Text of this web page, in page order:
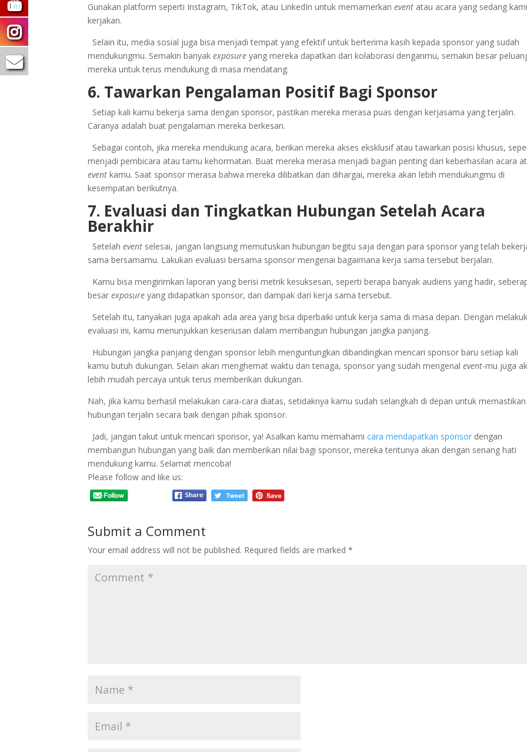
Gunakan platform seperti Instagram, TikTok, atau LinkedIn untuk memamerkanevent atau acara yang sedang
kerjakan.
Selain itu, media sosial juga bisa menjadi tempat yang efektif untuk berterima kasih kepada sponsor yang sudah
mendukungmu. Semakin banyakexposure yang mereka dapatkan dari kolaborasi denganmu, semakin besar
mereka untuk terus mendukung di masa mendatang.
6. Tawarkan Pengalaman Positif Bagi Sponsor
Setiap kali kamu bekerja sama dengan sponsor, pastikan mereka merasa puas dengan kerjasama yang terjalin.
Caranya adalah buat pengalaman mereka berkesan.
Sebagai contoh, jika mereka mendukung acara, berikan mereka akses eksklusif atau tawarkan posisi khusus,
menjadi pembicara atau tamu kehormatan. Buat mereka merasa menjadi bagian penting dari keberhasilan acara
event kamu. Saat sponsor merasa bahwa mereka dilibatkan dan dihargai, mereka akan lebih mendukungmu di
kesempatan berikutnya.
7. Evaluasi dan Tingkatkan Hubungan Setelah Acara
Berakhir
Setelahevent selesai, jangan langsung memutuskan hubungan begitu saja dengan para sponsor yang telah
sama bersamamu. Lakukan evaluasi bersama sponsor mengenai bagaimana kerja sama tersebut berjalan.
Kamu bisa mengirimkan laporan yang berisi metrik kesuksesan, seperti berapa banyak audiens yang hadir,
besarexposure yang didapatkan sponsor, dan dampak dari kerja sama tersebut.
Setelah itu, tanyakan juga apakah ada area yang bisa diperbaiki untuk kerja sama di masa depan. Dengan
evaluasi ini, kamu menunjukkan keseriusan dalam membangun hubungan jangka panjang.
Hubungan jangka panjang dengan sponsor lebih menguntungkan dibandingkan mencari sponsor baru setiap kali
kamu butuh dukungan. Selain akan menghemat waktu dan tenaga, sponsor yang sudah mengenalevent-mu juga
lebih mudah percaya untuk terus memberikan dukungan.
Nah, jika kamu berhasil melakukan cara-cara diatas, setidaknya kamu sudah selangkah di depan untuk memastikan
hubungan terjalin secara baik dengan pihak sponsor.
Jadi, jangan takut untuk mencari sponsor, ya! Asalkan kamu memahamicara mendapatkan sponsor dengan
membangun hubungan yang baik dan memberikan nilai bagi sponsor, mereka tentunya akan dengan senang hati
mendukung kamu. Selamat mencoba!
Please follow and like us:
Submit a Comment
Your email address will not be published. Required fields are marked*